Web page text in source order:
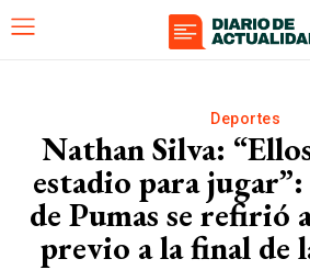
Deportes
Nathan Silva:
estadio para
de Pumas se refirió
previo a la final de